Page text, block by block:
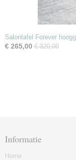
Salontafel Forever
€ 265,00 € 320,00
Informatie
Home